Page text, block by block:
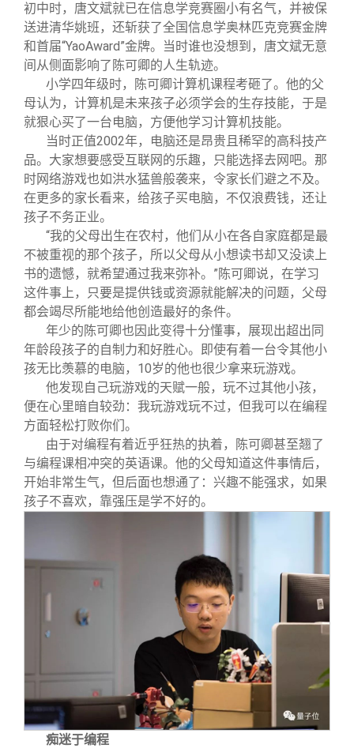
初中时，唐文斌就已在信息学竞赛圈小有名气，并被保
送进清华姚班，还斩获了全国信息学奥林匹克竞赛金牌
和首届“YaoAward”金牌。当时谁也没想到，唐文斌无意
间从侧面影响了陈可卿的人生轨迹。
小学四年级时，陈可卿计算机课程考砸了。他的父
母认为，计算机是未来孩子必须学会的生存技能，于是
就狠心买了一台电脑，方便他学习计算机技能。
当时正值2002年，电脑还是昂贵且稀罕的高科技产
品。大家想要感受互联网的乐趣，只能选择去网吧。那
时网络游戏也如洪水猛兽般袭来，令家长们避之不及。
在更多的家长看来，给孩子买电脑，不仅浪费钱，还让
孩子不务正业。
“我的父母出生在农村，他们从小在各自家庭都是最
不被重视的那个孩子，所以父母从小想读书却又没读上
书的遗憾，就希望通过我来弥补。”陈可卿说，在学习
这件事上，只要是提供钱或资源就能解决的问题，父母
都会竭尽所能地给他创造最好的条件。
年少的陈可卿也因此变得十分懂事，展现出超出同
年龄段孩子的自制力和好胜心。即使有着一台令其他小
孩无比羡慕的电脑，10岁的他也很少拿来玩游戏。
他发现自己玩游戏的天赋一般，玩不过其他小孩，
便在心里暗自较劲：我玩游戏玩不过，但我可以在编程
方面轻松打败你们。
由于对编程有着近乎狂热的执着，陈可卿甚至翘了
与编程课相冲突的英语课。他的父母知道这件事情后，
开始非常生气，但后面也想通了：兴趣不能强求，如果
孩子不喜欢，靠强压是学不好的。
痴迷于编程